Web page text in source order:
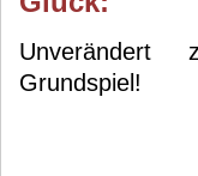
Unverändert
Grundspiel!